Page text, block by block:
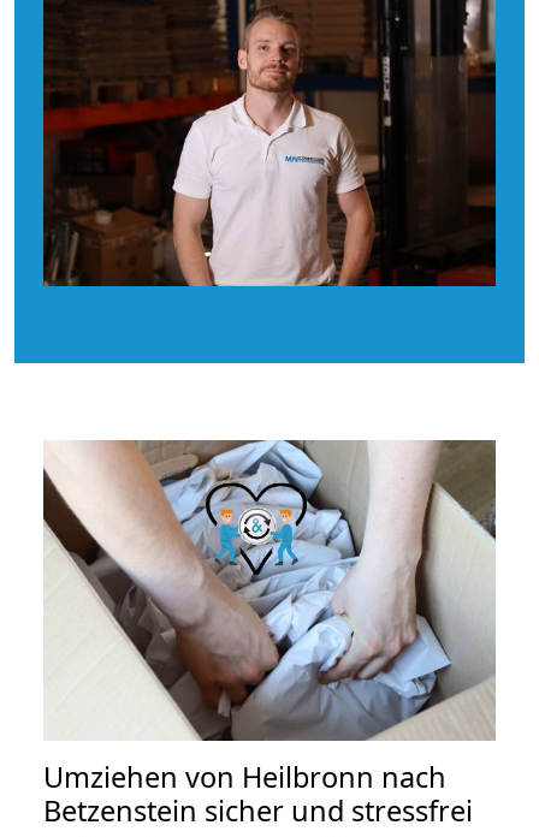
Umziehen von Heilbronn nach
Betzenstein sicher und stressfrei